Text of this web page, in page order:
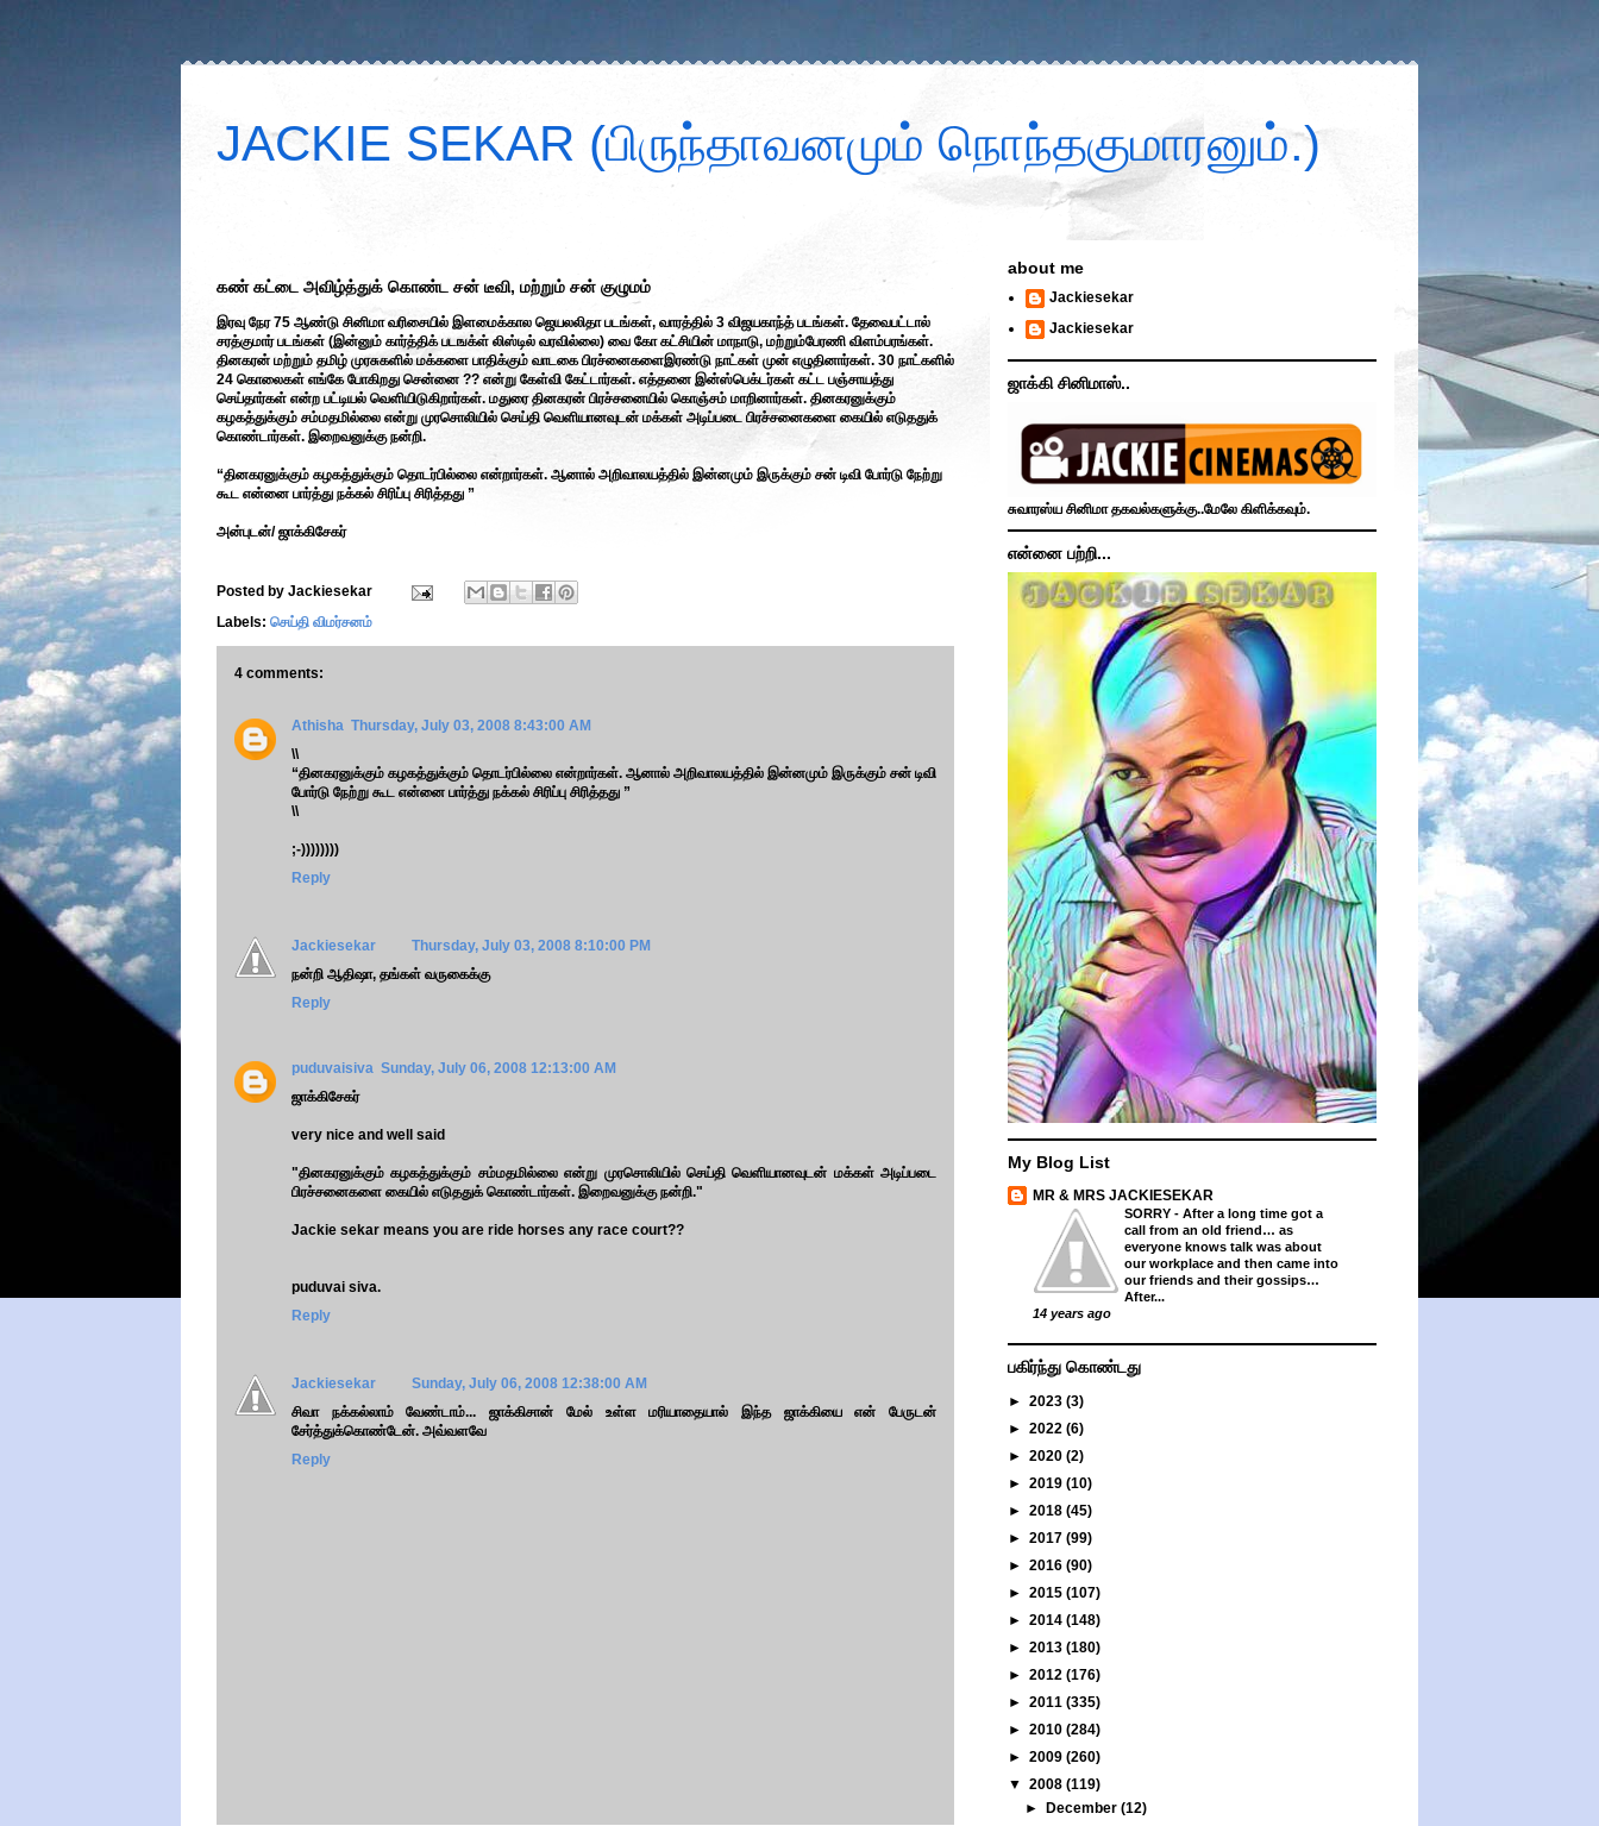
JACKIE SEKAR (பிருந்தாவனமும் நொந்தகுமாரனும்.)
கண் கட்டை அவிழ்த்துக் கொண்ட சன் டீவி, மற்றும் சன் குழுமம்
இரவு நேர 75 ஆண்டு சினிமா வரிசையில் இளமைக்கால ஜெயலலிதா படங்கள், வாரத்தில் 3 விஜயகாந்த் படங்கள். தேவைபட்டால்
சரத்குமார் படங்கள் (இன்னும் கார்த்திக் படஙக்ள் லிஸ்டில் வரவில்லை) வை கோ கட்சியின் மாநாடு, மற்றும்பேரணி விளம்பரங்கள்.
தினகரன் மற்றும் தமிழ் முரசுகளில் மக்களை பாதிக்கும் வாடகை பிரச்னைகளைஇரண்டு நாட்கள் முன் எழுதினார்கள். 30 நாட்களில்
24 கொலைகள் எங்கே போகிறது சென்னை ?? என்று கேள்வி கேட்டார்கள். எத்தனை இன்ஸ்பெக்டர்கள் கட்ட பஞ்சாயத்து
செய்தார்கள் என்ற பட்டியல் வெளியிடுகிறார்கள். மதுரை தினகரன் பிரச்சனையில் கொஞ்சம் மாறினார்கள். தினகரனுக்கும்
கழகத்துக்கும் சம்மதமில்லை என்று முரசொலியில் செய்தி வெளியானவுடன் மக்கள் அடிப்படை பிரச்சனைகளை கையில் எடுததுக்
கொண்டார்கள். இறைவனுக்கு நன்றி.
“தினகரனுக்கும் கழகத்துக்கும் தொடர்பில்லை என்றார்கள். ஆனால் அறிவாலயத்தில் இன்னமும் இருக்கும் சன் டிவி போர்டு நேற்று
கூட என்னை பார்த்து நக்கல் சிரிப்பு சிரித்தது ”
அன்புடன்/ ஜாக்கிசேகர்
Posted by Jackiesekar
Labels: செய்தி விமர்சனம்
4 comments:
Athisha Thursday, July 03, 2008 8:43:00 AM
\\
“தினகரனுக்கும் கழகத்துக்கும் தொடர்பில்லை என்றார்கள். ஆனால் அறிவாலயத்தில் இன்னமும் இருக்கும் சன் டிவி
போர்டு நேற்று கூட என்னை பார்த்து நக்கல் சிரிப்பு சிரித்தது ”
\\
;-))))))))
Reply
Jackiesekar
Thursday, July 03, 2008 8:10:00 PM
நன்றி ஆதிஷா, தங்கள் வருகைக்கு
Reply
puduvaisiva Sunday, July 06, 2008 12:13:00 AM
ஜாக்கிசேகர்
very nice and well said
"தினகரனுக்கும் கழகத்துக்கும் சம்மதமில்லை என்று முரசொலியில் செய்தி வெளியானவுடன் மக்கள் அடிப்படை
பிரச்சனைகளை கையில் எடுததுக் கொண்டார்கள். இறைவனுக்கு நன்றி."
Jackie sekar means you are ride horses any race court??
puduvai siva.
Reply
Jackiesekar
Sunday, July 06, 2008 12:38:00 AM
சிவா நக்கல்லாம் வேண்டாம்... ஜாக்கிசான் மேல் உள்ள மரியாதையால் இந்த ஜாக்கியை என் பேருடன்
சேர்த்துக்கொண்டேன். அவ்வளவே
Reply
about me
Jackiesekar
Jackiesekar
ஜாக்கி சினிமாஸ்..
சுவாரஸ்ய சினிமா தகவல்களுக்கு..மேலே கிளிக்கவும்.
என்னை பற்றி...
My Blog List
MR & MRS JACKIESEKAR
SORRY - After a long time got a
call from an old friend… as
everyone knows talk was about
our workplace and then came into
our friends and their gossips…
After...
14 years ago
பகிர்ந்து கொண்டது
► 2023 (3)
► 2022 (6)
► 2020 (2)
► 2019 (10)
► 2018 (45)
► 2017 (99)
► 2016 (90)
► 2015 (107)
► 2014 (148)
► 2013 (180)
► 2012 (176)
► 2011 (335)
► 2010 (284)
► 2009 (260)
▼ 2008 (119)
►
December(12)